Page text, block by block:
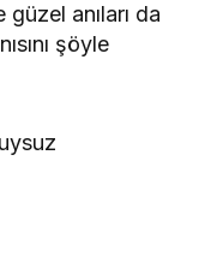
anıları da
şöyle